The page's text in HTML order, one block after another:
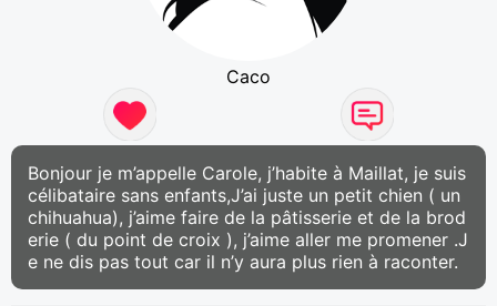
Caco
Bonjour je m’appelle Carole, j’habite à Maillat, je suis
célibataire sans enfants,J’ai juste un petit chien ( un
chihuahua), j’aime faire de la pâtisserie et de la brod
erie ( du point de croix ), j’aime aller me promener .J
e ne dis pas tout car il n’y aura plus rien à raconter.